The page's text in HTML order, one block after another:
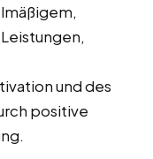
und des
positive